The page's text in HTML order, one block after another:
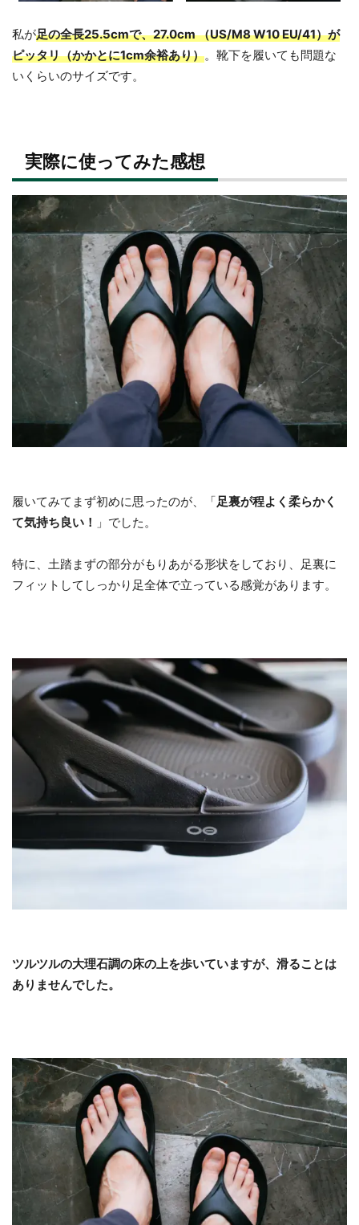
私が足の全長25.5cmで、27.0cm （US/M8 W10 EU/41）が
ピッタリ（かかとに1cm余裕あり）。靴下を履いても問題な
いくらいのサイズです。
実際に使ってみた感想
履いてみてまず初めに思ったのが、「足裏が程よく柔らかく
て気持ち良い！ 」でした。
特に、土踏まずの部分がもりあがる形状をしており、足裏に
フィットしてしっかり足全体で立っている感覚があります。
ツルツルの大理石調の床の上を歩いていますが、滑ることは
ありませんでした。